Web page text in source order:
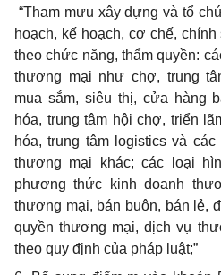
“Tham mưu xây dựng và tổ
hoạch, kế hoạch, cơ chế,
theo chức năng, thẩm quyền:
thương mại như chợ, trung
mua sắm, siêu thị, cửa hàng
hóa, trung tâm hội chợ, triển
hóa, trung tâm logistics và
thương mại khác; các loại
phương thức kinh doanh
thương mại, bán buôn, bán lẻ,
quyền thương mại, dịch vụ
theo quy định của pháp luật;”